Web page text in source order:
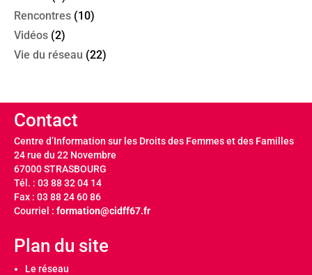
Rencontres (10)
Vidéos (2)
Vie du réseau (22)
Contact
Centre d’Information sur les Droits des Femmes et des Familles
24 rue du 22 Novembre
67000 STRASBOURG
Tél. : 03 88 32 04 14
Fax : 03 88 24 60 86
Courriel : formation@cidff67.fr
Plan du site
Le réseau